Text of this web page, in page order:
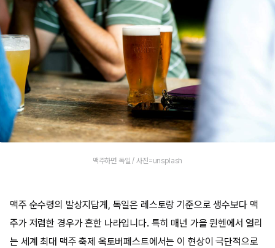
맥주하면 독일 / 사진=unsplash
맥주 순수령의 발상지답게, 독일은 레스토랑 기준으로 생수보다 맥
주가 저렴한 경우가 흔한 나라입니다. 특히 매년 가을 뮌헨에서 열리
는 세계 최대 맥주 축제 옥토버페스트에서는 이 현상이 극단적으로